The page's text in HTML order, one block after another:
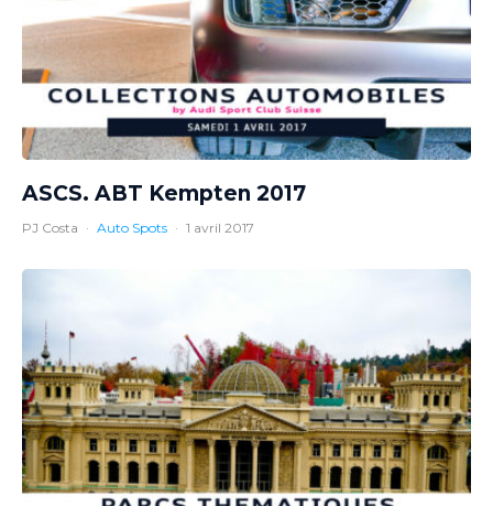
ASCS. ABT Kempten 2017
PJ Costa · Auto Spots · 1 avril 2017